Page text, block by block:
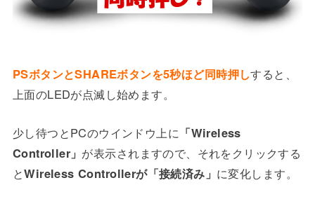
PSボタンとSHAREボタンを5秒ほど同時押しすると、
上面のLEDが点滅し始めます。
少し待つとPCのウインドウ上に 「Wireless
Controller」 が表示されますので、それをクリックする
とWireless Controllerが「接続済み」 に変化します。